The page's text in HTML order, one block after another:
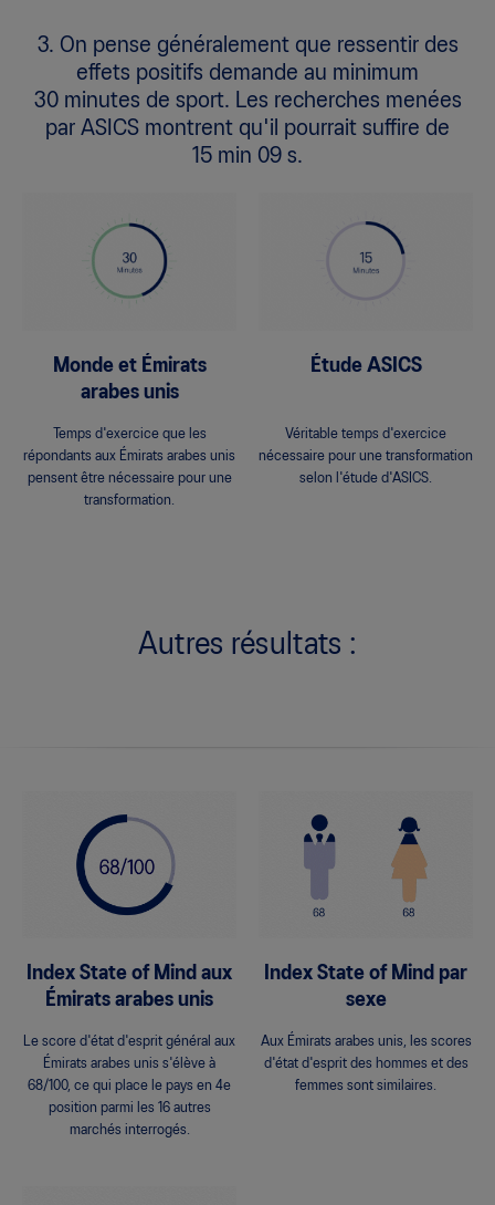
3. On pense généralement que ressentir des
effets positifs demande au minimum
30 minutes de sport. Les recherches menées
par ASICS montrent qu'il pourrait suffire de
15 min 09 s.
Monde et Émirats
arabes unis
Temps d'exercice que les
répondants aux Émirats arabes unis
pensent être nécessaire pour une
transformation.
Étude ASICS
Véritable temps d'exercice
nécessaire pour une transformation
selon l'étude d'ASICS.
Autres résultats :
Index State of Mind aux
Émirats arabes unis
Le score d'état d'esprit général aux
Émirats arabes unis s'élève à
68/100, ce qui place le pays en 4e
position parmi les 16 autres
marchés interrogés.
Index State of Mind par
sexe
Aux Émirats arabes unis, les scores
d'état d'esprit des hommes et des
femmes sont similaires.